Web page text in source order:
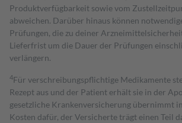
Produktverfügbarkeit sowie vom
abweichen. Darüber hinaus können
Prüfungen, die zu deiner
Lieferfrist um die Dauer der Prüfungen
verlängern.
4Für verschreibungspflichtige Medikamente
Rezept aus und der Patient erhält sie in der
gesetzliche Krankenversicherung übernimmt
Kosten dafür, der Versicherte trägt einen Teil